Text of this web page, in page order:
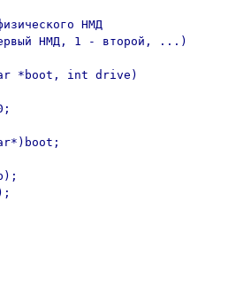
НМД
НМД, 1 - второй, ...)
*boot, int drive)